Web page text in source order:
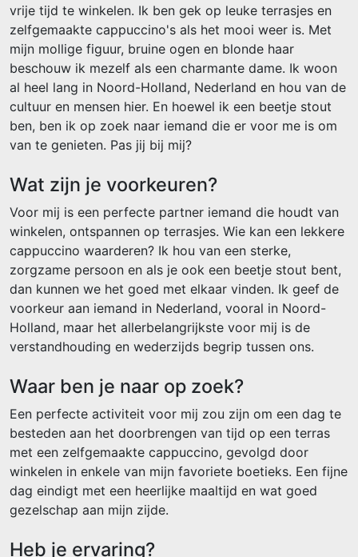
vrije tijd te winkelen. Ik ben gek op leuke terrasjes en
zelfgemaakte cappuccino's als het mooi weer is. Met
mijn mollige figuur, bruine ogen en blonde haar
beschouw ik mezelf als een charmante dame. Ik woon
al heel lang in Noord-Holland, Nederland en hou van de
cultuur en mensen hier. En hoewel ik een beetje stout
ben, ben ik op zoek naar iemand die er voor me is om
van te genieten. Pas jij bij mij?
Wat zijn je voorkeuren?
Voor mij is een perfecte partner iemand die houdt van
winkelen, ontspannen op terrasjes. Wie kan een lekkere
cappuccino waarderen? Ik hou van een sterke,
zorgzame persoon en als je ook een beetje stout bent,
dan kunnen we het goed met elkaar vinden. Ik geef de
voorkeur aan iemand in Nederland, vooral in Noord-
Holland, maar het allerbelangrijkste voor mij is de
verstandhouding en wederzijds begrip tussen ons.
Waar ben je naar op zoek?
Een perfecte activiteit voor mij zou zijn om een dag te
besteden aan het doorbrengen van tijd op een terras
met een zelfgemaakte cappuccino, gevolgd door
winkelen in enkele van mijn favoriete boetieks. Een fijne
dag eindigt met een heerlijke maaltijd en wat goed
gezelschap aan mijn zijde.
Heb je ervaring?